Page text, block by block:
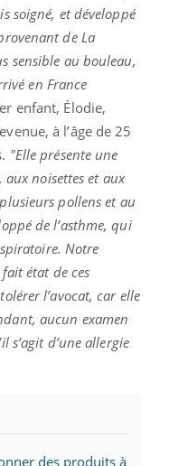
soigné, et développé
de La
sensible au bouleau,
en France
enfant, Élodie,
à l’âge de 25
"Elle présente une
noisettes et aux
pollens et au
de l’asthme, qui
Notre
état de ces
l’avocat, car elle
aucun examen
s’agit d’une allergie
des produits à